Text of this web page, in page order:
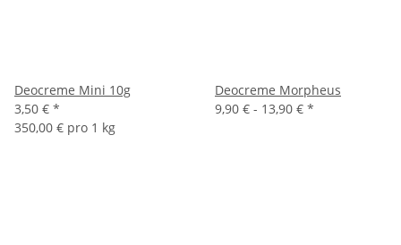
Deocreme Mini 10g
3,50 € *
350,00 € pro 1 kg
Deocreme Morpheus
9,90 € - 13,90 € *